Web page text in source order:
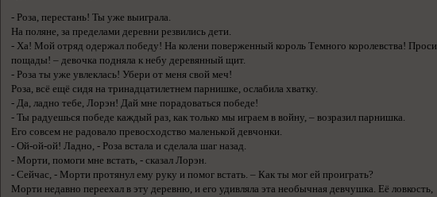
- Роза, перестань! Ты уже выиграла.
На поляне, за пределами деревни резвились дети.
- Ха! Мой отряд одержал победу! На колени поверженный король Темного королевства! Проси
пощады! – девочка подняла к небу деревянный щит.
- Роза ты уже увлеклась! Убери от меня свой меч!
Роза, всё ещё сидя на тринадцатилетнем парнишке, ослабила хватку.
- Да, ладно тебе, Лорэн! Дай мне порадоваться победе!
- Ты радуешься победе каждый раз, как только мы играем в войну, – возразил парнишка.
Его совсем не радовало превосходство маленькой девчонки.
- Ой-ой-ой! Ладно, - Роза встала и сделала шаг назад.
- Морти, помоги мне встать, - сказал Лорэн.
- Сейчас, - Морти протянул ему руку и помог встать. – Как ты мог ей проиграть?
Морти недавно переехал в эту деревню, и его удивляла эта необычная девчушка. Её ловкость,